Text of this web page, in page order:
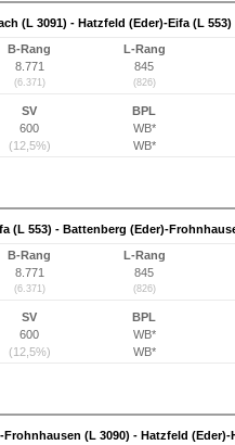
(L 3091) - Hatzfeld (Eder)-Eifa (L 553)
B-Rang
8.771
(6.371)
L-Rang
845
(826)
SV
600
(12,5%)
BPL
WB*
WB*
(L 553) - Battenberg (Eder)-
B-Rang
8.771
(6.371)
L-Rang
845
(826)
SV
600
(12,5%)
BPL
WB*
WB*
(L 3090) - Hatzfeld (Eder)-